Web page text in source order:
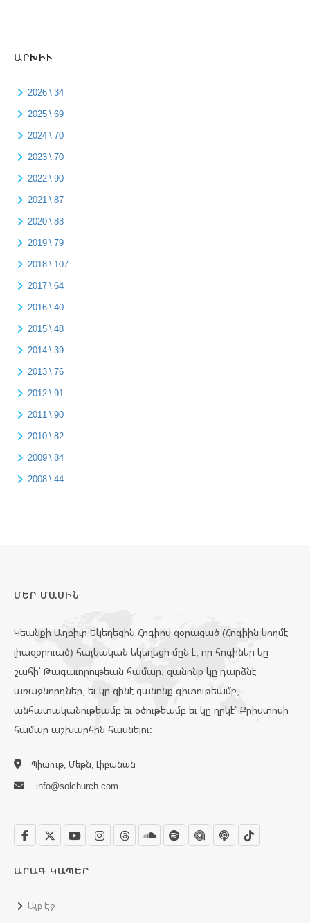
ԱՐԽԻՒ
2026 \ 34
2025 \ 69
2024 \ 70
2023 \ 70
2022 \ 90
2021 \ 87
2020 \ 88
2019 \ 79
2018 \ 107
2017 \ 64
2016 \ 40
2015 \ 48
2014 \ 39
2013 \ 76
2012 \ 91
2011 \ 90
2010 \ 82
2009 \ 84
2008 \ 44
ՄԵՐ ՄԱՍԻՆ
Կեանքի Աղբիւր Եկեղեցին Հոգիով զօրացած (Հոգիին կողմէ
լիազօրուած) հայկական եկեղեցի մըն է, որ հոգիներ կը
շահի՝ Թագաւորութեան համար, զանոնք կը դարձնէ
առաջնորդներ, եւ կը զինէ զանոնք գիտութեամբ,
անհատականութեամբ եւ օծութեամբ եւ կը ղրկէ՝ Քրիստոսի
համար աշխարհին հասնելու:
Պիաութ, Մեթն, Լիբանան
info@solchurch.com
ԱՐԱԳ ԿԱՊԵՐ
Այբ Էջ